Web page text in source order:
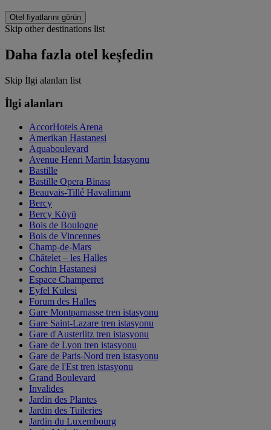
Otel fiyatlarını görün
Skip other destinations list
Daha fazla otel keşfedin
Skip İlgi alanları list
İlgi alanları
AccorHotels Arena
Amerikan Hastanesi
Aquaboulevard
Avenue Henri Martin İstasyonu
Bastille
Bastille Opera Binası
Beauvais-Tillé Havalimanı
Bercy
Bercy Köyü
Bois de Boulogne
Bois de Vincennes
Champ-de-Mars
Châtelet – les Halles
Cochin Hastanesi
Espace Champerret
Eyfel Kulesi
Forum des Halles
Gare Montparnasse tren istasyonu
Gare Saint-Lazare tren istasyonu
Gare d'Austerlitz tren istasyonu
Gare de Lyon tren istasyonu
Gare de Paris-Nord tren istasyonu
Gare de l'Est tren istasyonu
Grand Boulevard
Invalides
Jardin des Plantes
Jardin des Tuileries
Jardin du Luxembourg